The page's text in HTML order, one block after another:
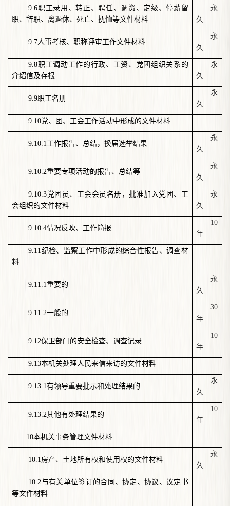
9.6职工录用、转正、聘任、调资、定级、停薪留
职、辞职、离退休、死亡、抚恤等文件材料
永
久
9.7人事考核、职称评审工作文件材料
永
久
9.8职工调动工作的行政、工资、党团组织关系的
介绍信及存根
永
久
9.9职工名册
永
久
9.10党、团、工会工作活动中形成的文件材料
9.10.1工作报告、总结，换届选举结果
永
久
9.10.2重要专项活动的报告、总结等
永
久
9.10.3党团员、工会会员名册，批准加入党团、工
会组织的文件材料
永
久
9.10.4情况反映、工作简报
10
年
9.11纪检、监察工作中形成的综合性报告、调查材
料
9.11.1重要的
永
久
9.11.2一般的
30
年
9.12保卫部门的安全检查、调查记录
10
年
9.13本机关处理人民来信来访的文件材料
9.13.1有领导重要批示和处理结果的
永
久
9.13.2其他有处理结果的
10
年
10本机关事务管理文件材料
10.1房产、土地所有权和使用权的文件材料
永
久
10.2与有关单位签订的合同、协定、协议、议定书
等文件材料